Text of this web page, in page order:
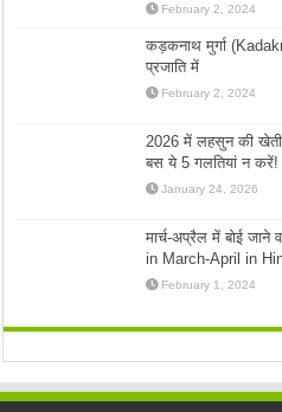
February 2, 2024
कड़कनाथ मुर्गा
प्रजाति में
February 2, 2024
2026 में लहसुन की खेती
बस ये 5 गलतियां न करें!
January 24, 2026
मार्च-अप्रैल में बोई
in March-April in
February 1, 2024